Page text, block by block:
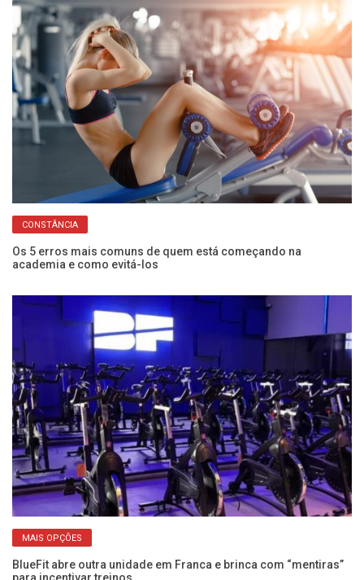
CONSTÂNCIA
Os 5 erros mais comuns de quem está começando na
academia e como evitá-los
MAIS OPÇÕES
BlueFit abre outra unidade em Franca e brinca com “mentiras”